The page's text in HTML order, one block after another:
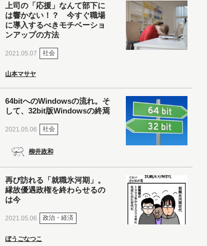
上司の「応援」なんて部下に
は響かない！？ 今すぐ職場
に導入するべきモチベーショ
ンアップの方法
2021.05.07 社会
山本マサヤ
64bitへのWindowsの流れ。そ
して、32bit版Windowsの終焉
2021.05.06 社会
柳井政和
再び訪れる「就職氷河期」。
縁故優遇政権を終わらせるの
は今
2021.05.06 政治・経済
ぼうごなつこ